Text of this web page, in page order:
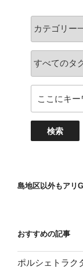
島地区以外もアリ
おすすめの記事
ポルシェトラク